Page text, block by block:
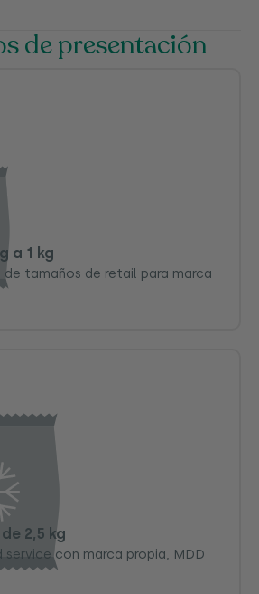
de presentación
a 1 kg
de tamaños de retail para marca
2,5 kg
service con marca propia, MDD